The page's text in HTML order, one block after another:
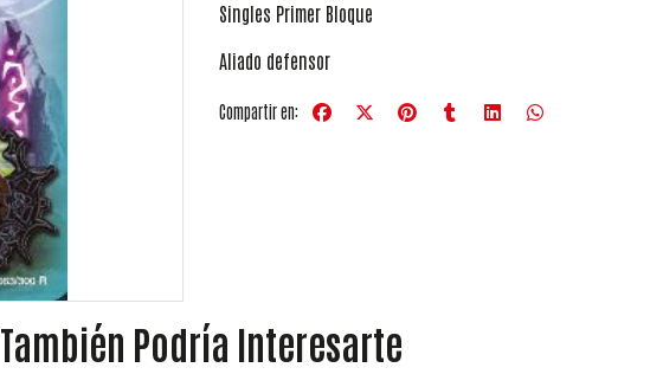
Singles Primer Bloque
Aliado defensor
Compartir en:
También Podría Interesarte